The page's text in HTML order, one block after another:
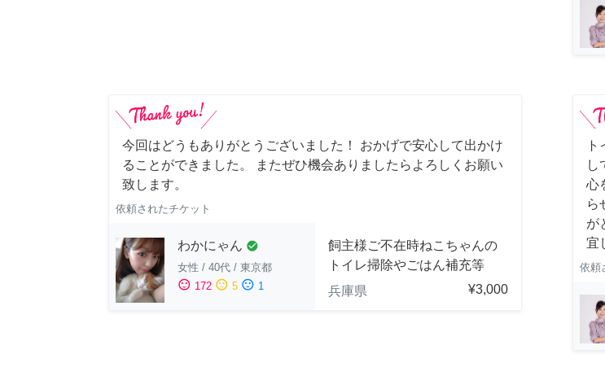
今回はどうもありがとうございました！ おかげで安心して出かけ
ることができました。 またぜひ機会ありましたらよろしくお願い
致します。
依頼されたチケット
わかにゃん check_circle
女性 / 40代 / 東京都
sentiment_satisfied 172 sentiment_neutral 5 sentiment_dissatisfied 1
飼主様ご不在時ねこちゃんの
トイレ掃除やごはん補充等
兵庫県
¥3,000
し
心
ら
が
宜
依頼